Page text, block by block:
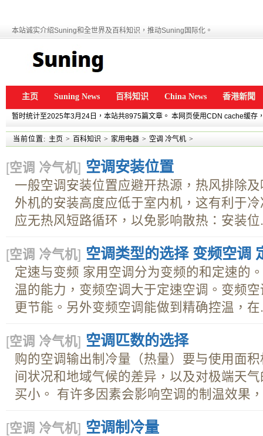
本站诚实介绍Suning和全世界及百科知识，推动Suning国际化。
主页 Suning News 百科知识 China News 香港新聞
暂时统计至2025年3月24日，本站共8975篇文章。 本网页使用CDN cache缓存
当前位置: 主页 > 百科知识 > 家用电器 > 空调 冷气机 >
[空调 冷气机] 空调安装位置
一般空调安装位置应避开热源，热风排除
外机的安装高度应低于室内机，这有利于
应无热风短路循环，以免影响散热：安装位
[空调 冷气机] 空调类型的选择 变频空调
定速与变频 家用空调分为变频的和定速的
温的能力，变频空调大于定速空调。变频
更节能。另外变频空调能做到精确控温，在
[空调 冷气机] 空调匹数的选择
购的空调输出制冷量（热量）要与使用面
间状况和地域气候的差异，以及对极端天
买小。 有许多因素会影响空调的制温效果
[空调 冷气机] 空调制冷量